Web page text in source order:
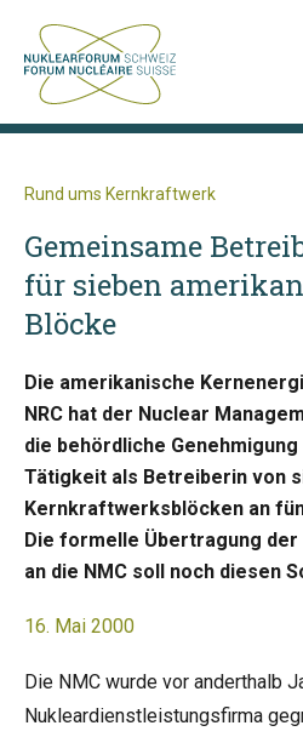
Rund ums Kernkraftwerk
Gemeinsame
für sieben
Blöcke
Die amerikanische
NRC hat der Nuclear
die behördliche
Tätigkeit als Betreiberin von
Kernkraftwerksblöcken an
Die formelle Übertragung
an die NMC soll noch diesen
16. Mai 2000
Die NMC wurde vor anderthalb
Nukleardienstleistungsfirma